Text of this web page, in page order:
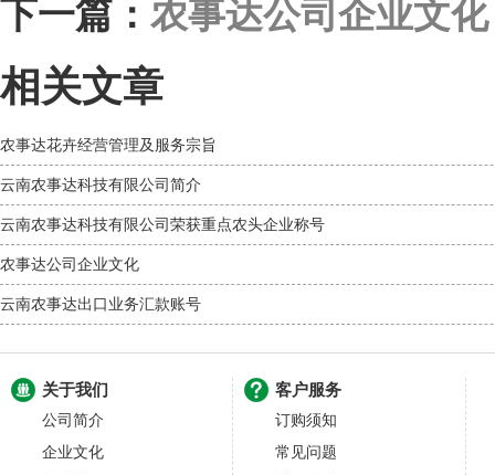
下一篇： 农事达公司企业文化
相关文章
农事达花卉经营管理及服务宗旨
云南农事达科技有限公司简介
云南农事达科技有限公司荣获重点农头企业称号
农事达公司企业文化
云南农事达出口业务汇款账号
关于我们
公司简介
企业文化
客户服务
订购须知
常见问题